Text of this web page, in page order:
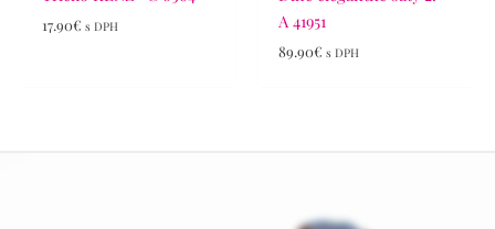
17.90€ s DPH
A 41951
89.90€ s DPH